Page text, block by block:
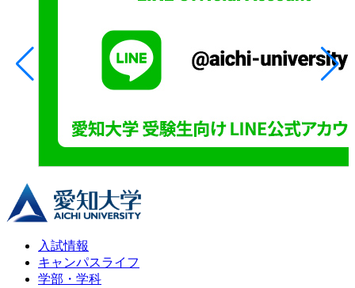
入試情報
キャンパスライフ
学部・学科